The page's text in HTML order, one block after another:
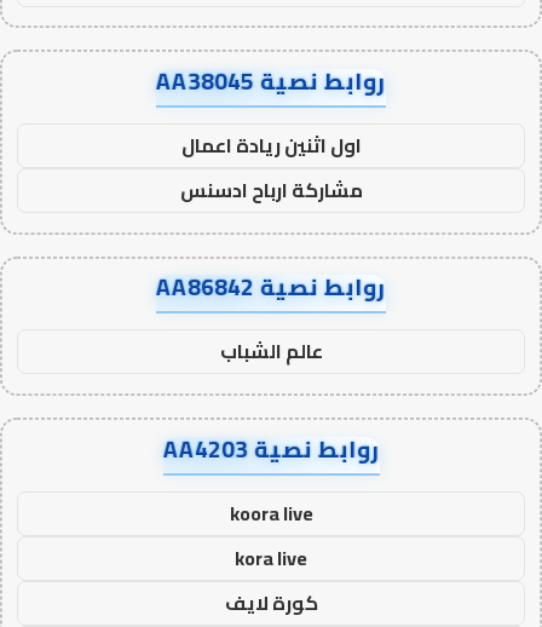
روابط نصية AA38045
اول اثنين ريادة اعمال
مشاركة ارباح ادسنس
روابط نصية AA86842
عالم الشباب
روابط نصية AA4203
koora live
kora live
كورة لايف